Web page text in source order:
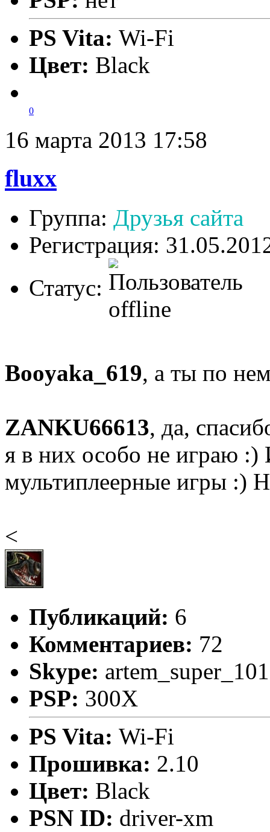
PS Vita: Wi-Fi
Цвет: Black
0
16 марта 2013 17:58
fluxx
Группа: Друзья сайта
Регистрация:
Статус:
Booyaka_619, а ты по
ZANKU66613, да,
я в них особо не играю
мультиплеерные игры :)
<
Публикаций: 6
Комментариев: 72
Skype: artem_super_101
PSP: 300X
PS Vita: Wi-Fi
Прошивка: 2.10
Цвет: Black
PSN ID: driver-xm